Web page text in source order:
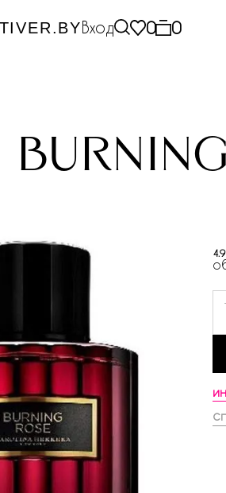
Вход 0 0
4.9